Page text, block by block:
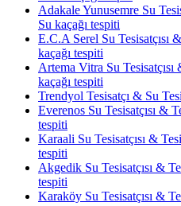
Adakale Yunusemre Su
Su kaçağı tespiti
E.C.A Serel Su Tesisatçısı
kaçağı tespiti
Artema Vitra Su
kaçağı tespiti
Trendyol Tesisatçı & Su
Everenos Su Tesisatçısı &
tespiti
Karaali Su Tesisatçısı &
tespiti
Akgedik Su Tesisatçısı &
tespiti
Karaköy Su Tesisatçısı &